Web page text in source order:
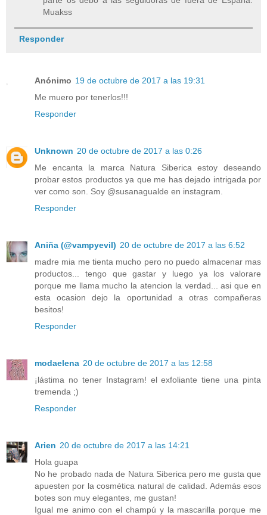
Muakss
Responder
Anónimo 19 de octubre de 2017 a las 19:31
Me muero por tenerlos!!!
Responder
Unknown 20 de octubre de 2017 a las 0:26
Me encanta la marca Natura Siberica estoy deseando
probar estos productos ya que me has dejado intrigada por
ver como son. Soy @susanagualde en instagram.
Responder
Aniña (@vampyevil) 20 de octubre de 2017 a las 6:52
madre mia me tienta mucho pero no puedo almacenar mas
productos... tengo que gastar y luego ya los valorare
porque me llama mucho la atencion la verdad... asi que en
esta ocasion dejo la oportunidad a otras compañeras
besitos!
Responder
modaelena 20 de octubre de 2017 a las 12:58
¡lástima no tener Instagram! el exfoliante tiene una pinta
tremenda ;)
Responder
Arien 20 de octubre de 2017 a las 14:21
Hola guapa
No he probado nada de Natura Siberica pero me gusta que
apuesten por la cosmética natural de calidad. Además esos
botes son muy elegantes, me gustan!
Igual me animo con el champú y la mascarilla porque me